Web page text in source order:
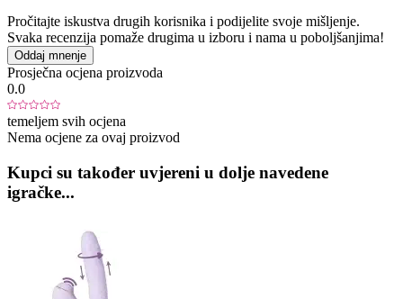
Pročitajte iskustva drugih korisnika i podijelite svoje mišljenje.
Svaka recenzija pomaže drugima u izboru i nama u poboljšanjima!
Oddaj mnenje
Prosječna ocjena proizvoda
0.0
temeljem svih ocjena
Nema ocjene za ovaj proizvod
Kupci su također uvjereni u dolje navedene
igračke...